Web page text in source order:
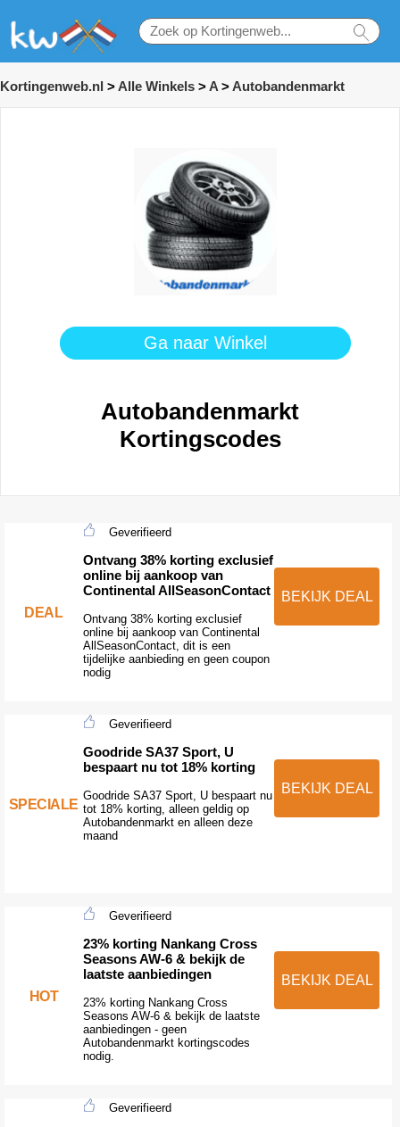
Kortingenweb.nl > Alle Winkels > A > Autobandenmarkt
Ga naar Winkel
Autobandenmarkt
Kortingscodes
DEAL
Geverifieerd
Ontvang 38% korting exclusief
online bij aankoop van
Continental AllSeasonContact
Ontvang 38% korting exclusief
online bij aankoop van Continental
AllSeasonContact, dit is een
tijdelijke aanbieding en geen coupon
nodig
BEKIJK DEAL
SPECIALE
Geverifieerd
Goodride SA37 Sport, U
bespaart nu tot 18% korting
Goodride SA37 Sport, U bespaart nu
tot 18% korting, alleen geldig op
Autobandenmarkt en alleen deze
maand
BEKIJK DEAL
HOT
Geverifieerd
23% korting Nankang Cross
Seasons AW-6 & bekijk de
laatste aanbiedingen
23% korting Nankang Cross
Seasons AW-6 & bekijk de laatste
aanbiedingen - geen
Autobandenmarkt kortingscodes
nodig.
BEKIJK DEAL
Geverifieerd